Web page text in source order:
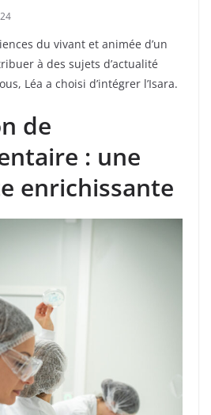
du vivant et animée d’un
à des sujets d’actualité
Léa a choisi d’intégrer l’Isara.
de
: une
enrichissante